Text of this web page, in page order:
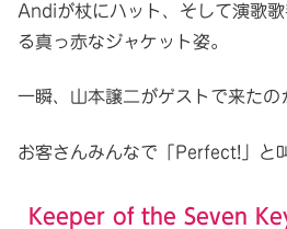
Andiが杖にハット、そして演歌
る真っ赤なジャケット姿。
一瞬、山本譲二がゲストで来たの
お客さんみんなで「Perfect!」と
Keeper of the Seven